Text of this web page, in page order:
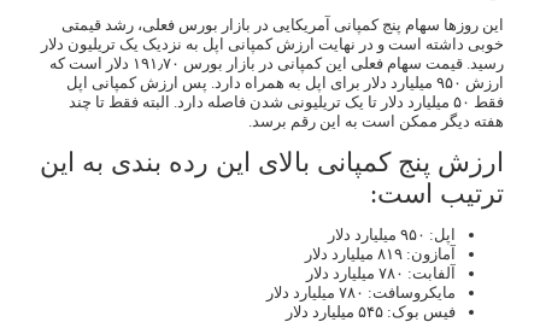
این روزها سهام پنج کمپانی آمریکایی در بازار بورس فعلی، رشد قیمتی
خوبی داشته است و در نهایت ارزش کمپانی اپل به نزدیک یک تریلیون دلار
رسید. قیمت سهام فعلی این کمپانی در بازار بورس ۱۹۱٫۷۰ دلار است که
ارزش ۹۵۰ میلیارد دلار برای اپل به همراه دارد. پس ارزش کمپانی اپل
فقط ۵۰ میلیارد دلار تا یک تریلیونی شدن فاصله دارد. البته فقط تا چند
هفته دیگر ممکن است به این رقم برسد.
ارزش پنج کمپانی بالای این رده بندی به این
ترتیب است:
اپل: ۹۵۰ میلیارد دلار
آمازون: ۸۱۹ میلیارد دلار
آلفابت: ۷۸۰ میلیارد دلار
مایکروسافت: ۷۸۰ میلیارد دلار
فیس بوک: ۵۴۵ میلیارد دلار